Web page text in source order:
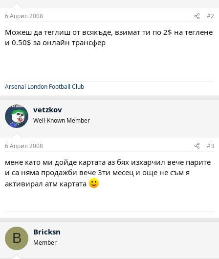
6 Април 2008 #2
Можеш да теглиш от всякъде, взимат ти по 2$ на теглене
и 0.50$ за онлайн трансфер
Arsenal London Football Club
vetzkov
Well-Known Member
6 Април 2008 #3
мене като ми дойде картата аз бях изхарчил вече парите
и са няма продажби вече 3ти месец и още не съм я
активирал атм картата
B Bricksn
Member